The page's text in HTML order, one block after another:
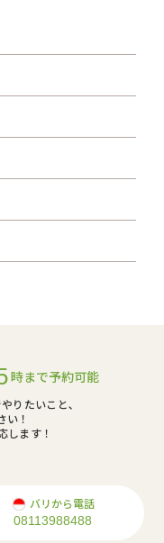
時まで予約可能
りたいこと､
い！
します！
バリから電話
08113988488